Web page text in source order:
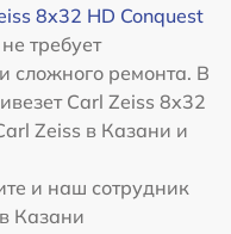
8x32 HD Conquest
требует
сложного ремонта. В
Carl Zeiss 8x32
Zeiss в Казани и
и наш сотрудник
Казани